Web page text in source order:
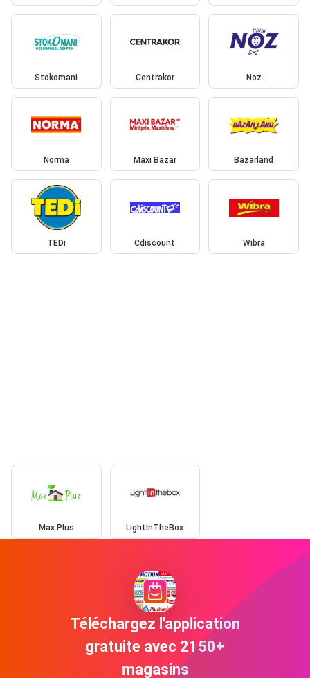
Stokomani Centrakor Noz
Norma Maxi Bazar Bazarland
TEDi Cdiscount Wibra
Max Plus LightInTheBox
Téléchargez l'application
gratuite avec 2150+
magasins